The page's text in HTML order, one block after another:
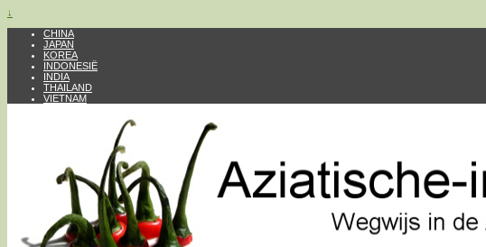
↓
CHINA
JAPAN
KOREA
INDONESIË
INDIA
THAILAND
VIETNAM